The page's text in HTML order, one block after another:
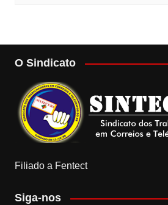
O Sindicato
Filiado a Fentect
Siga-nos